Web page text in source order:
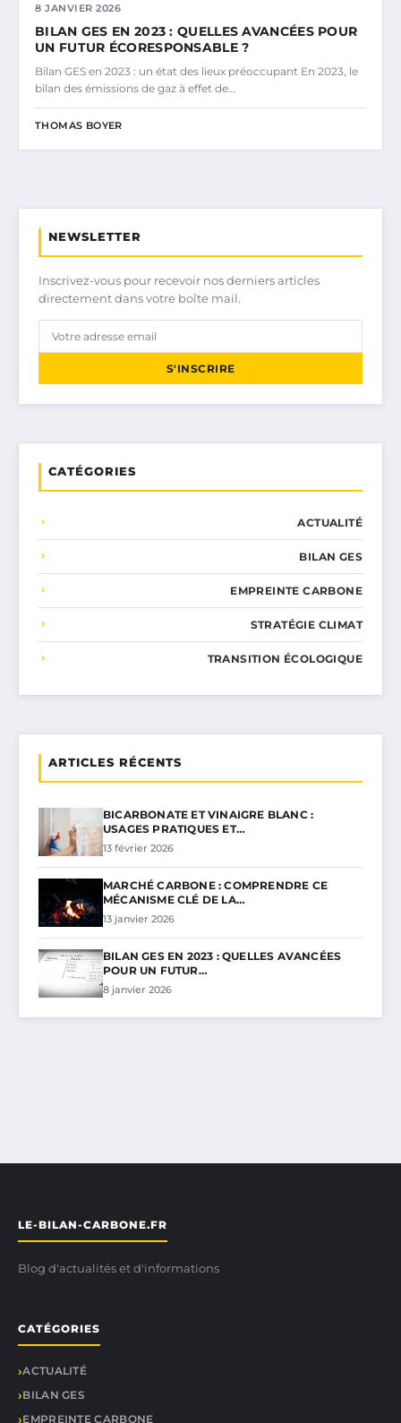
8 JANVIER 2026
BILAN GES EN 2023 : QUELLES AVANCÉES POUR
UN FUTUR ÉCORESPONSABLE ?
Bilan GES en 2023 : un état des lieux préoccupant En 2023, le
bilan des émissions de gaz à effet de…
THOMAS BOYER
NEWSLETTER
Inscrivez-vous pour recevoir nos derniers articles
directement dans votre boîte mail.
S'INSCRIRE
CATÉGORIES
ACTUALITÉ
BILAN GES
EMPREINTE CARBONE
STRATÉGIE CLIMAT
TRANSITION ÉCOLOGIQUE
ARTICLES RÉCENTS
BICARBONATE ET VINAIGRE BLANC :
USAGES PRATIQUES ET…
13 février 2026
MARCHÉ CARBONE : COMPRENDRE CE
MÉCANISME CLÉ DE LA…
13 janvier 2026
BILAN GES EN 2023 : QUELLES AVANCÉES
POUR UN FUTUR…
8 janvier 2026
LE-BILAN-CARBONE.FR
Blog d'actualités et d'informations
CATÉGORIES
ACTUALITÉ
BILAN GES
EMPREINTE CARBONE